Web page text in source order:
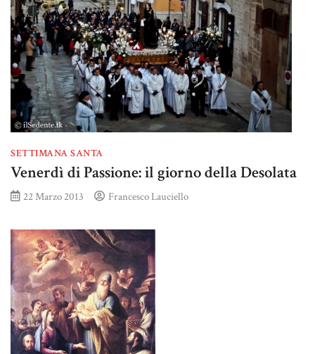
SETTIMANA SANTA
Venerdì di Passione: il giorno della Desolata
22 Marzo 2013 Francesco Lauciello